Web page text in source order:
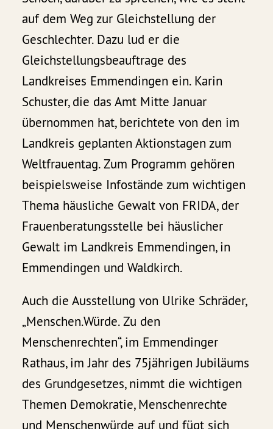
auf dem Weg zur Gleichstellung der
Geschlechter. Dazu lud er die
Gleichstellungsbeauftrage des
Landkreises Emmendingen ein. Karin
Schuster, die das Amt Mitte Januar
übernommen hat, berichtete von den im
Landkreis geplanten Aktionstagen zum
Weltfrauentag. Zum Programm gehören
beispielsweise Infostände zum wichtigen
Thema häusliche Gewalt von FRIDA, der
Frauenberatungsstelle bei häuslicher
Gewalt im Landkreis Emmendingen, in
Emmendingen und Waldkirch.
Auch die Ausstellung von Ulrike Schräder,
„Menschen.Würde. Zu den
Menschenrechten“, im Emmendinger
Rathaus, im Jahr des 75jährigen Jubiläums
des Grundgesetzes, nimmt die wichtigen
Themen Demokratie, Menschenrechte
und Menschenwürde auf und fügt sich